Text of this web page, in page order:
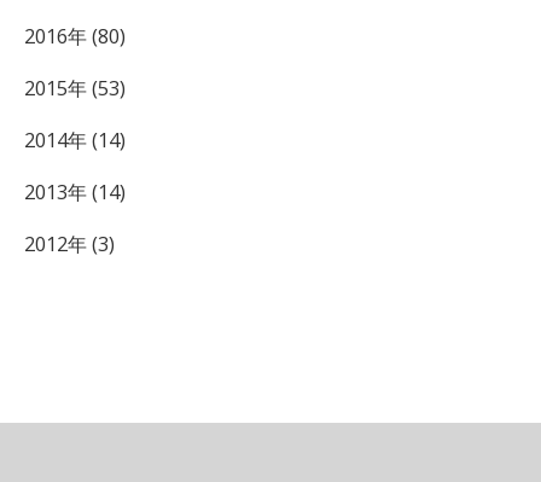
2016年 (80)
2015年 (53)
2014年 (14)
2013年 (14)
2012年 (3)